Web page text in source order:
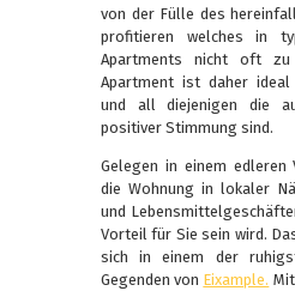
von der Fülle des
profitieren welches in
Apartments nicht oft
Apartment ist daher ideal
und all diejenigen die
positiver Stimmung sind.
Gelegen in einem edleren
die Wohnung in lokaler
und
Vorteil für Sie sein wird.
sich in einem der
Gegenden von Eixample.